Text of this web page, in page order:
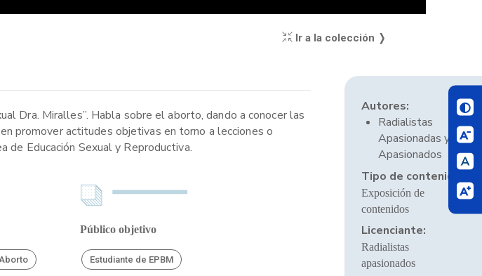
Ir a la colección ❭
Dra. Miralles”. Habla sobre el aborto, dando a conocer las
promover actitudes objetivas en torno a lecciones o
Educación Sexual y Reproductiva.
Público objetivo
Estudiante de EPBM
Autores:
Radialistas
Apasionadas y
Apasionados
Tipo de contenido:
Exposición de
contenidos
Licenciante:
Radialistas
apasionados